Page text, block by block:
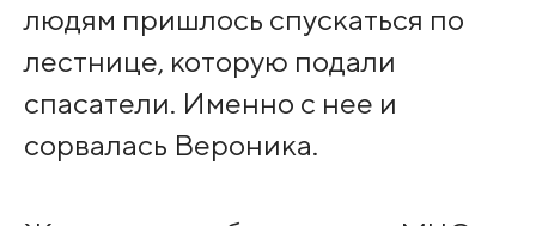
людям пришлось спускаться по
лестнице, которую подали
спасатели. Именно с нее и
сорвалась Вероника.